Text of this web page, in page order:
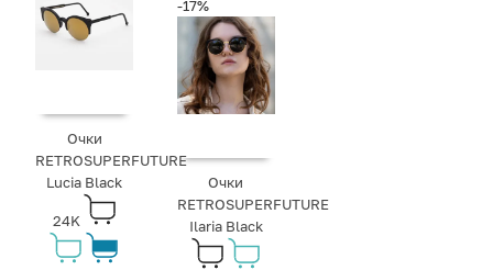
Очки
RETROSUPERFUTURE
Lucia Black
24K
-17%
Очки
RETROSUPERFUTURE
Ilaria Black